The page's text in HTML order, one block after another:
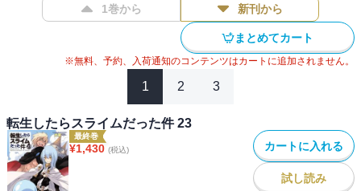
大人気転生ファンタジー待望の最新刊、遂に登場！！
バトルラノベ #転生したらスライムだった件関連作
1巻から 新刊から
まとめてカート
※無料、予約、入荷通知のコンテンツはカートに追加されません。
1 2 3
転生したらスライムだった件 23
最終巻
¥1,430 (税込) カートに入れる
試し読み